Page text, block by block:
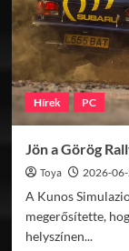
Hírek PC
Jön a Görög
Toya 2026-
A Kunos
megerősítette,
helyszínen...